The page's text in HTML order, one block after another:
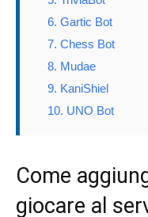
6. Gartic Bot
7. Chess Bot
8. Mudae
9. KaniShiel
10. UNO Bot
Come
giocare al